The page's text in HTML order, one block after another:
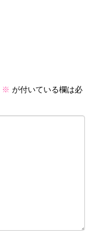
※ が付いている欄は必